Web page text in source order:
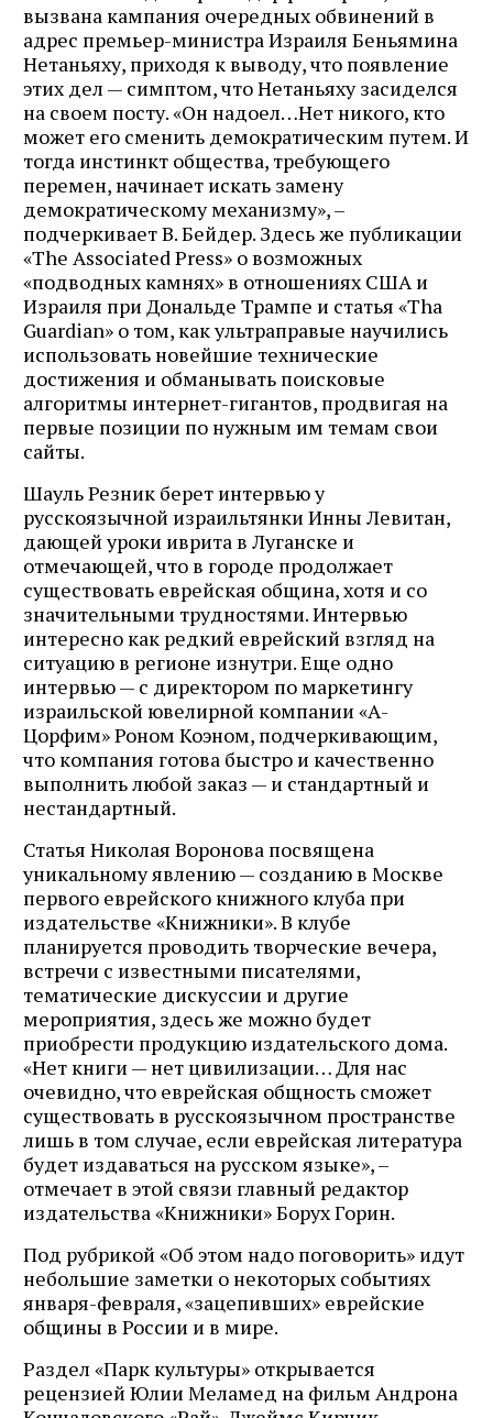
вызвана кампания очередных обвинений в
адрес премьер-министра Израиля Беньямина
Нетаньяху, приходя к выводу, что появление
этих дел — симптом, что Нетаньяху засиделся
на своем посту. «Он надоел…Нет никого, кто
может его сменить демократическим путем. И
тогда инстинкт общества, требующего
перемен, начинает искать замену
демократическому механизму», –
подчеркивает В. Бейдер. Здесь же публикации
«The Assoсiated Press» о возможных
«подводных камнях» в отношениях США и
Израиля при Дональде Трампе и статья «Tha
Guardian» о том, как ультраправые научились
использовать новейшие технические
достижения и обманывать поисковые
алгоритмы интернет-гигантов, продвигая на
первые позиции по нужным им темам свои
сайты.
Шауль Резник берет интервью у
русскоязычной израильтянки Инны Левитан,
дающей уроки иврита в Луганске и
отмечающей, что в городе продолжает
существовать еврейская община, хотя и со
значительными трудностями. Интервью
интересно как редкий еврейский взгляд на
ситуацию в регионе изнутри. Еще одно
интервью — с директором по маркетингу
израильской ювелирной компании «А-
Цорфим» Роном Коэном, подчеркивающим,
что компания готова быстро и качественно
выполнить любой заказ — и стандартный и
нестандартный.
Статья Николая Воронова посвящена
уникальному явлению — созданию в Москве
первого еврейского книжного клуба при
издательстве «Книжники». В клубе
планируется проводить творческие вечера,
встречи с известными писателями,
тематические дискуссии и другие
мероприятия, здесь же можно будет
приобрести продукцию издательского дома.
«Нет книги — нет цивилизации… Для нас
очевидно, что еврейская общность сможет
существовать в русскоязычном пространстве
лишь в том случае, если еврейская литература
будет издаваться на русском языке», –
отмечает в этой связи главный редактор
издательства «Книжники» Борух Горин.
Под рубрикой «Об этом надо поговорить» идут
небольшие заметки о некоторых событиях
января-февраля, «зацепивших» еврейские
общины в России и в мире.
Раздел «Парк культуры» открывается
рецензией Юлии Меламед на фильм Андрона
Журнал ЛЕХАИМ в вашем